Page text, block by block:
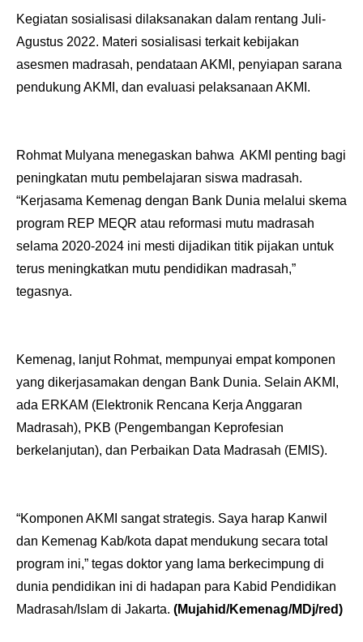
Kegiatan sosialisasi dilaksanakan dalam rentang Juli-
Agustus 2022. Materi sosialisasi terkait kebijakan
asesmen madrasah, pendataan AKMI, penyiapan sarana
pendukung AKMI, dan evaluasi pelaksanaan AKMI.
Rohmat Mulyana menegaskan bahwa AKMI penting bagi
peningkatan mutu pembelajaran siswa madrasah.
“Kerjasama Kemenag dengan Bank Dunia melalui skema
program REP MEQR atau reformasi mutu madrasah
selama 2020-2024 ini mesti dijadikan titik pijakan untuk
terus meningkatkan mutu pendidikan madrasah,”
tegasnya.
Kemenag, lanjut Rohmat, mempunyai empat komponen
yang dikerjasamakan dengan Bank Dunia. Selain AKMI,
ada ERKAM (Elektronik Rencana Kerja Anggaran
Madrasah), PKB (Pengembangan Keprofesian
berkelanjutan), dan Perbaikan Data Madrasah (EMIS).
“Komponen AKMI sangat strategis. Saya harap Kanwil
dan Kemenag Kab/kota dapat mendukung secara total
program ini,” tegas doktor yang lama berkecimpung di
dunia pendidikan ini di hadapan para Kabid Pendidikan
Madrasah/Islam di Jakarta. (Mujahid/Kemenag/MDj/red)